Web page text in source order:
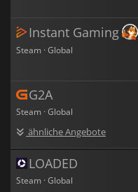
Instant Gaming
Steam · Global
G2A
Steam · Global
ähnliche Angebote
LOADED
Steam · Global